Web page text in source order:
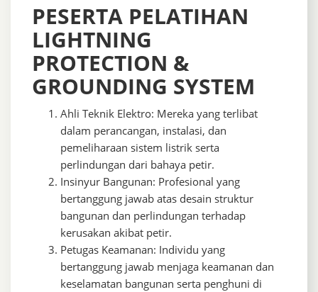
PESERTA PELATIHAN
LIGHTNING
PROTECTION &
GROUNDING SYSTEM
Ahli Teknik Elektro: Mereka yang terlibat
dalam perancangan, instalasi, dan
pemeliharaan sistem listrik serta
perlindungan dari bahaya petir.
Insinyur Bangunan: Profesional yang
bertanggung jawab atas desain struktur
bangunan dan perlindungan terhadap
kerusakan akibat petir.
Petugas Keamanan: Individu yang
bertanggung jawab menjaga keamanan dan
keselamatan bangunan serta penghuni di